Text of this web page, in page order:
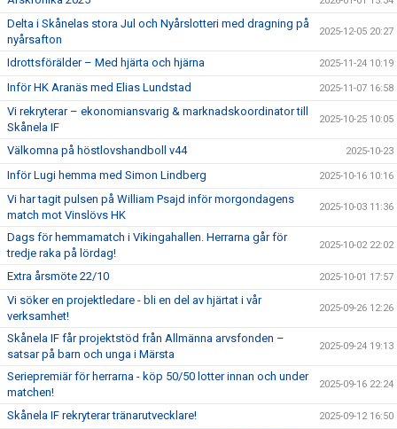
Delta i Skånelas stora Jul och Nyårslotteri med dragning på
nyårsafton
2025-12-05 20:27
Idrottsförälder – Med hjärta och hjärna 2025-11-24 10:19
Inför HK Aranäs med Elias Lundstad 2025-11-07 16:58
Vi rekryterar – ekonomiansvarig & marknadskoordinator till
Skånela IF
2025-10-25 10:05
Välkomna på höstlovshandboll v44 2025-10-23
Inför Lugi hemma med Simon Lindberg 2025-10-16 10:16
Vi har tagit pulsen på William Psajd inför morgondagens
match mot Vinslövs HK
2025-10-03 11:36
Dags för hemmamatch i Vikingahallen. Herrarna går för
tredje raka på lördag!
2025-10-02 22:02
Extra årsmöte 22/10 2025-10-01 17:57
Vi söker en projektledare - bli en del av hjärtat i vår
verksamhet!
2025-09-26 12:26
Skånela IF får projektstöd från Allmänna arvsfonden –
satsar på barn och unga i Märsta
2025-09-24 19:13
Seriepremiär för herrarna - köp 50/50 lotter innan och under
matchen!
2025-09-16 22:24
Skånela IF rekryterar tränarutvecklare! 2025-09-12 16:50